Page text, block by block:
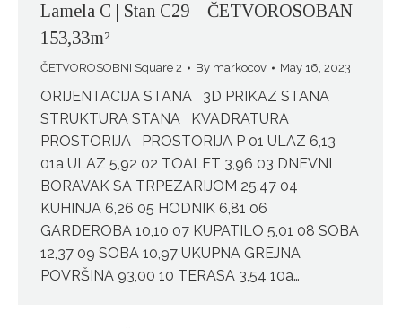
Lamela C | Stan C29 – ČETVOROSOBAN
153,33m²
ČETVOROSOBNI Square 2 By markocov May 16, 2023
ORIJENTACIJA STANA 3D PRIKAZ STANA
STRUKTURA STANA KVADRATURA
PROSTORIJA PROSTORIJA P 01 ULAZ 6,13
01a ULAZ 5,92 02 TOALET 3,96 03 DNEVNI
BORAVAK SA TRPEZARIJOM 25,47 04
KUHINJA 6,26 05 HODNIK 6,81 06
GARDEROBA 10,10 07 KUPATILO 5,01 08 SOBA
12,37 09 SOBA 10,97 UKUPNA GREJNA
POVRŠINA 93,00 10 TERASA 3,54 10a…